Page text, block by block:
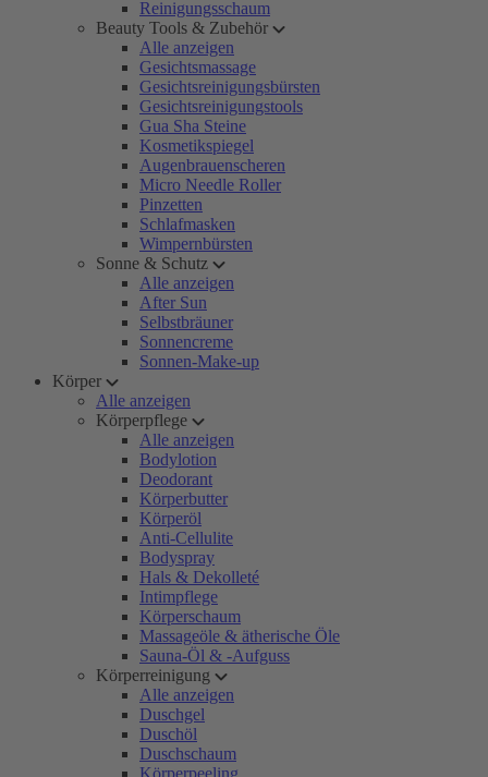
Reinigungsschaum
Beauty Tools & Zubehör
Alle anzeigen
Gesichtsmassage
Gesichtsreinigungsbürsten
Gesichtsreinigungstools
Gua Sha Steine
Kosmetikspiegel
Augenbrauenscheren
Micro Needle Roller
Pinzetten
Schlafmasken
Wimpernbürsten
Sonne & Schutz
Alle anzeigen
After Sun
Selbstbräuner
Sonnencreme
Sonnen-Make-up
Körper
Alle anzeigen
Körperpflege
Alle anzeigen
Bodylotion
Deodorant
Körperbutter
Körperöl
Anti-Cellulite
Bodyspray
Hals & Dekolleté
Intimpflege
Körperschaum
Massageöle & ätherische Öle
Sauna-Öl & -Aufguss
Körperreinigung
Alle anzeigen
Duschgel
Duschöl
Duschschaum
Körperpeeling